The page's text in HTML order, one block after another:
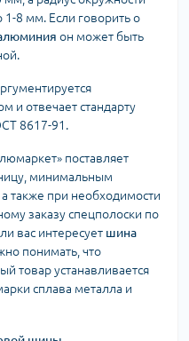
8 мм. Если говорить о
он может быть
и отвечает стандарту
8617-91.
поставляет
минимальным
также при необходимости
заказу спецполоски по
вас интересует шина
понимать, что
товар устанавливается
сплава металла и